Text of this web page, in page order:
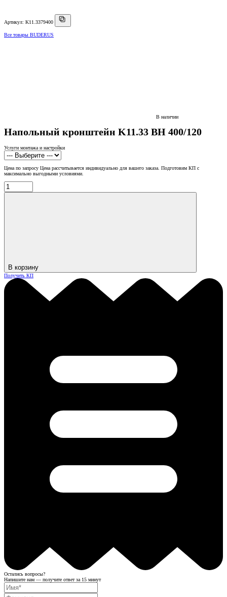
Артикул: K11.3379400
Все товары BUDERUS
В наличии
Напольный кронштейн K11.33 BH 400/120
Услуги монтажа и настройки
Цена по запросу Цена рассчитывается индивидуально для вашего заказа. Подготовим КП с
максимально выгодными условиями.
В корзину
Получить КП
Остались вопросы?
Напишите нам — получите ответ за 15 минут